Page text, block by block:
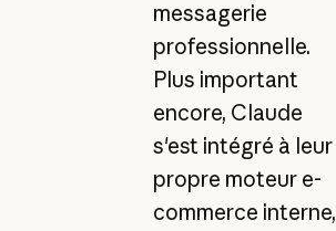
messagerie
professionnelle.
Plus important
encore, Claude
s'est intégré à leur
propre moteur e-
commerce interne,